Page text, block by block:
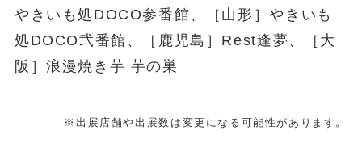
やきいも処DOCO参番館、［山形］やきいも
処DOCO弐番館、［鹿児島］Rest逢夢、［大
阪］浪漫焼き芋 芋の巣
※出展店舗や出展数は変更になる可能性があります。